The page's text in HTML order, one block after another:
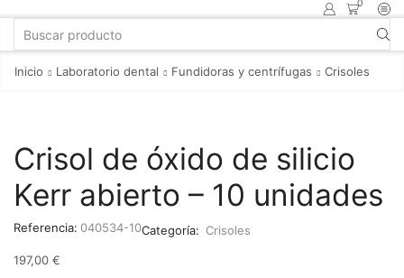
0
Inicio Laboratorio dental Fundidoras y centrífugas Crisoles
Crisol de óxido de silicio
Kerr abierto – 10 unidades
Referencia: 040534-10Categoría: Crisoles
197,00 €